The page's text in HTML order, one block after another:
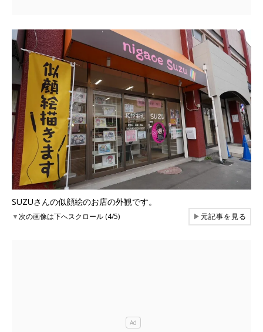
SUZUさんの似顔絵のお店の外観です。
▼次の画像は下へスクロール (4/5) ▶元記事を見る